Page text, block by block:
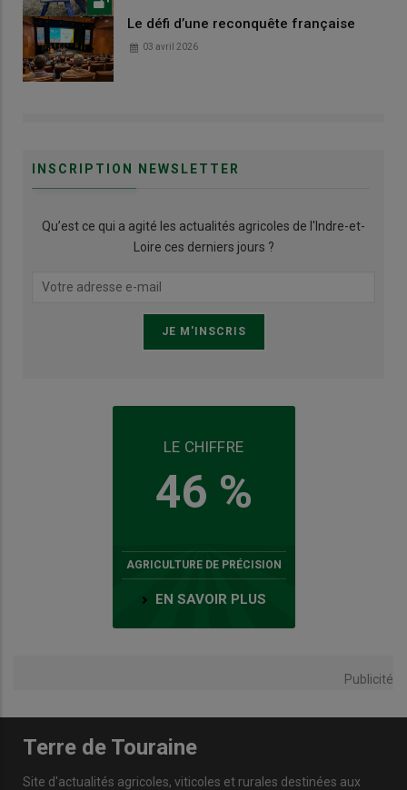
Le défi d’une reconquête française
03 avril 2026
INSCRIPTION NEWSLETTER
Qu’est ce qui a agité les actualités agricoles de l'Indre-et-
Loire ces derniers jours ?
LE CHIFFRE
46 %
AGRICULTURE DE PRÉCISION
EN SAVOIR PLUS
Publicité
Terre de Touraine
Site d'actualités agricoles, viticoles et rurales destinées aux